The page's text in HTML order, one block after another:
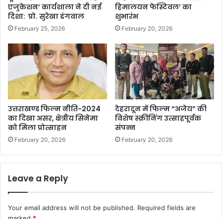
एजुकेशन’ कार्यशाला ने दी नई
दिशा: प्रो. सुरेखा डंगवाल
February 25, 2026
हिमालयन फेस्टिवल’ का
शुभारंभ
February 20, 2026
उत्तराखण्ड फिल्म नीति-2024
का दिखा असर, क्षेत्रीय सिनेमा
को मिला प्रोत्साहन
February 20, 2026
देहरादून में फिल्म “अजेय” की
विशेष स्क्रीनिंग उत्साहपूर्वक
संपन्न
February 20, 2026
Leave a Reply
Your email address will not be published. Required fields are